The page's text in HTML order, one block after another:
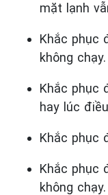
mặt lạnh
Khắc phục
không chạy.
Khắc phục
hay lúc
Khắc phục
Khắc phục
không chạy.